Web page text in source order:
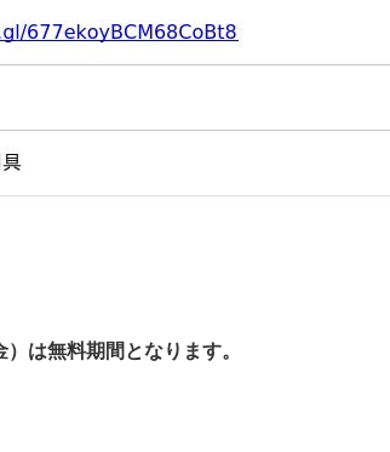
は無料期間となります。